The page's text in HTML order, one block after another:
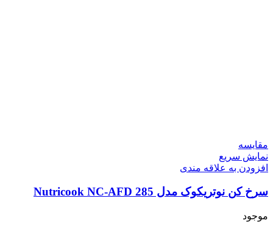
مقايسه
نمایش سریع
افزودن به علاقه مندی
سرخ کن نوتریکوک مدل Nutricook NC-AFD 285
موجود